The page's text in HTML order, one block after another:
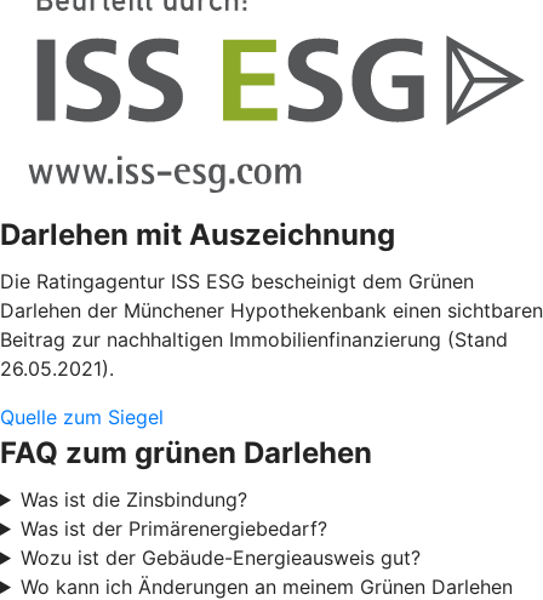
Darlehen mit Auszeichnung
Die Ratingagentur ISS ESG bescheinigt dem Grünen
Darlehen der Münchener Hypothekenbank einen sichtbaren
Beitrag zur nachhaltigen Immobilienfinanzierung (Stand
26.05.2021).
Quelle zum Siegel
FAQ zum grünen Darlehen
Was ist die Zinsbindung?
Was ist der Primärenergiebedarf?
Wozu ist der Gebäude-Energieausweis gut?
Wo kann ich Änderungen an meinem Grünen Darlehen